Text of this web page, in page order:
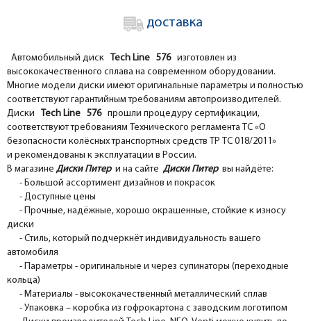
доставка
Автомобильный диск Tech Line 576 изготовлен из
высококачественного сплава на современном оборудовании.
Многие модели диски имеют оригинальные параметры и полностью
соответствуют гарантийным требованиям автопроизводителей.
Диски Tech Line 576 прошли процедуру сертификации,
соответствуют требованиям Технического регламента ТС «О
безопасности колёсных транспортных средств ТР ТС 018/2011»
и рекомендованы к эксплуатации в России.
В магазине Диски Питер и на сайте Диски Питер вы найдёте:
- Большой ассортимент дизайнов и покрасок
- Доступные цены
- Прочные, надёжные, хорошо окрашенные, стойкие к износу
диски
- Стиль, который подчеркнёт индивидуальность вашего
автомобиля
- Параметры - оригинальные и через супинаторы (переходные
кольца)
- Материалы - высококачественный металлический сплав
- Упаковка – коробка из гофрокартона с заводским логотипом